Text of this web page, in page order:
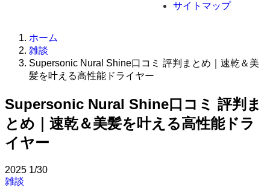
サイトマップ
ホーム
雑談
Supersonic Nural Shine口コミ 評判まとめ｜速乾＆美
髪を叶える高性能ドライヤー
Supersonic Nural Shine口コミ 評判ま
とめ｜速乾＆美髪を叶える高性能ドラ
イヤー
2025 1/30
雑談